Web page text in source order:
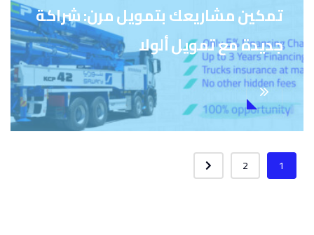
تمكين مشاريعك بتمويل مرن: شراكة
جديدة مع تمويل ألولا
1
2